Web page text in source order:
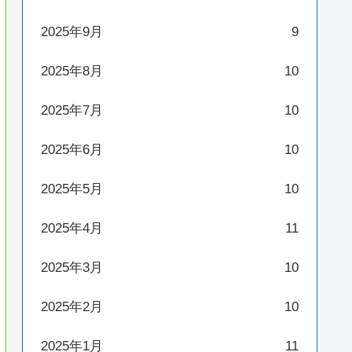
2025年9月 9
2025年8月 10
2025年7月 10
2025年6月 10
2025年5月 10
2025年4月 11
2025年3月 10
2025年2月 10
2025年1月 11